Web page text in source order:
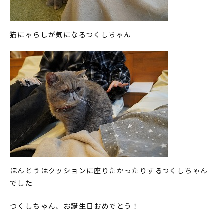
猫にゃらしが気になるつくしちゃん
ほんとうはクッションに座りたかったりするつくしちゃん
でした
つくしちゃん、お誕生日おめでとう！